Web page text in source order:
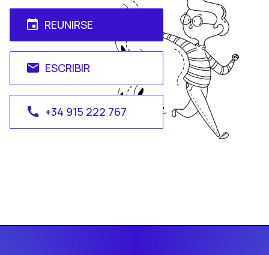
event REUNIRSE
email ESCRIBIR
call +34 915 222 767